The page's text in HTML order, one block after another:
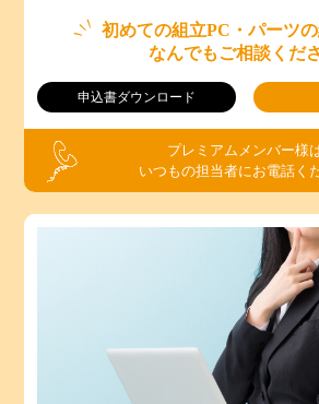
初めての組立PC・パーツ
なんでもご相談くだ
申込書ダウンロード
プレミアムメンバー様
いつもの担当者にお電話く